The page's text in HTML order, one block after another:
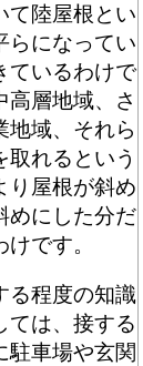
て陸屋根とい
らになってい
ているわけで
高層地域、さ
地域、それら
れるという
り屋根が斜め
めにした分だ
です。
る程度の知識
ては、接する
駐車場や玄関